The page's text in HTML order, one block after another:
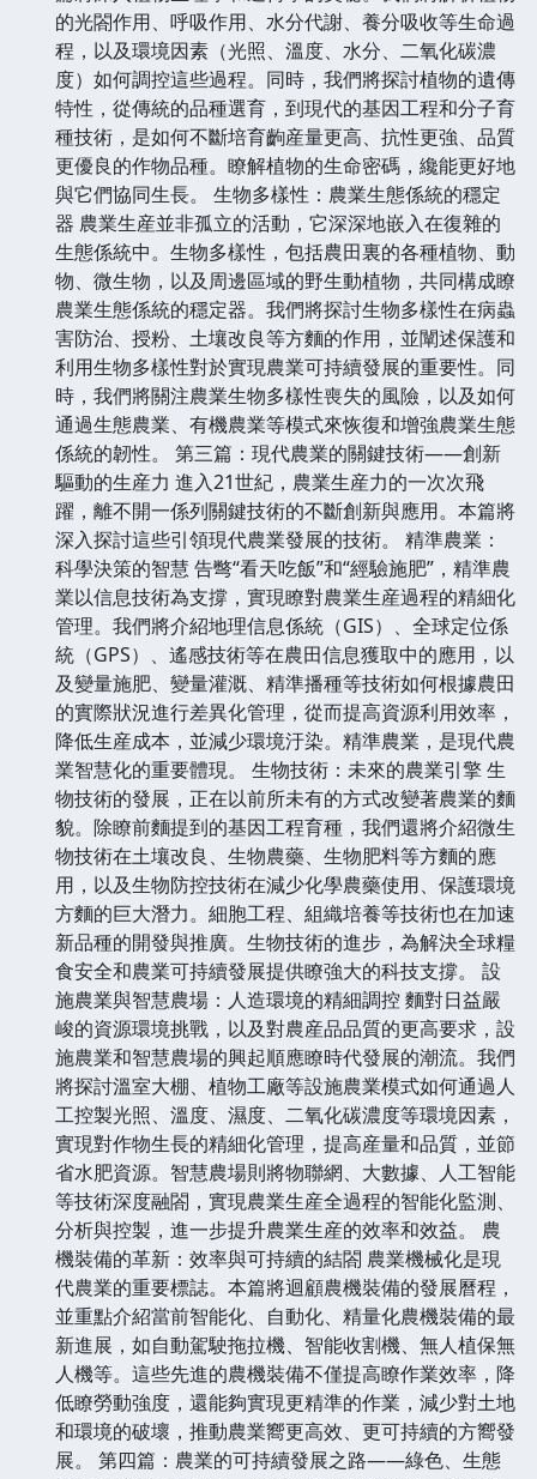
的光閤作用、呼吸作用、水分代謝、養分吸收等生命過
程，以及環境因素（光照、溫度、水分、二氧化碳濃
度）如何調控這些過程。同時，我們將探討植物的遺傳
特性，從傳統的品種選育，到現代的基因工程和分子育
種技術，是如何不斷培育齣産量更高、抗性更強、品質
更優良的作物品種。瞭解植物的生命密碼，纔能更好地
與它們協同生長。 生物多樣性：農業生態係統的穩定
器 農業生産並非孤立的活動，它深深地嵌入在復雜的
生態係統中。生物多樣性，包括農田裏的各種植物、動
物、微生物，以及周邊區域的野生動植物，共同構成瞭
農業生態係統的穩定器。我們將探討生物多樣性在病蟲
害防治、授粉、土壤改良等方麵的作用，並闡述保護和
利用生物多樣性對於實現農業可持續發展的重要性。同
時，我們將關注農業生物多樣性喪失的風險，以及如何
通過生態農業、有機農業等模式來恢復和增強農業生態
係統的韌性。 第三篇：現代農業的關鍵技術——創新
驅動的生産力 進入21世紀，農業生産力的一次次飛
躍，離不開一係列關鍵技術的不斷創新與應用。本篇將
深入探討這些引領現代農業發展的技術。 精準農業：
科學決策的智慧 告彆“看天吃飯”和“經驗施肥”，精準農
業以信息技術為支撐，實現瞭對農業生産過程的精細化
管理。我們將介紹地理信息係統（GIS）、全球定位係
統（GPS）、遙感技術等在農田信息獲取中的應用，以
及變量施肥、變量灌溉、精準播種等技術如何根據農田
的實際狀況進行差異化管理，從而提高資源利用效率，
降低生産成本，並減少環境汙染。精準農業，是現代農
業智慧化的重要體現。 生物技術：未來的農業引擎 生
物技術的發展，正在以前所未有的方式改變著農業的麵
貌。除瞭前麵提到的基因工程育種，我們還將介紹微生
物技術在土壤改良、生物農藥、生物肥料等方麵的應
用，以及生物防控技術在減少化學農藥使用、保護環境
方麵的巨大潛力。細胞工程、組織培養等技術也在加速
新品種的開發與推廣。生物技術的進步，為解決全球糧
食安全和農業可持續發展提供瞭強大的科技支撐。 設
施農業與智慧農場：人造環境的精細調控 麵對日益嚴
峻的資源環境挑戰，以及對農産品品質的更高要求，設
施農業和智慧農場的興起順應瞭時代發展的潮流。我們
將探討溫室大棚、植物工廠等設施農業模式如何通過人
工控製光照、溫度、濕度、二氧化碳濃度等環境因素，
實現對作物生長的精細化管理，提高産量和品質，並節
省水肥資源。智慧農場則將物聯網、大數據、人工智能
等技術深度融閤，實現農業生産全過程的智能化監測、
分析與控製，進一步提升農業生産的效率和效益。 農
機裝備的革新：效率與可持續的結閤 農業機械化是現
代農業的重要標誌。本篇將迴顧農機裝備的發展曆程，
並重點介紹當前智能化、自動化、精量化農機裝備的最
新進展，如自動駕駛拖拉機、智能收割機、無人植保無
人機等。這些先進的農機裝備不僅提高瞭作業效率，降
低瞭勞動強度，還能夠實現更精準的作業，減少對土地
和環境的破壞，推動農業嚮更高效、更可持續的方嚮發
展。 第四篇：農業的可持續發展之路——綠色、生態